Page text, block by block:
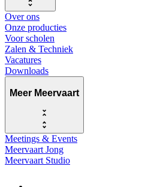
Over ons
Onze producties
Voor scholen
Zalen & Techniek
Vacatures
Downloads
Meer Meervaart
Meetings & Events
Meervaart Jong
Meervaart Studio